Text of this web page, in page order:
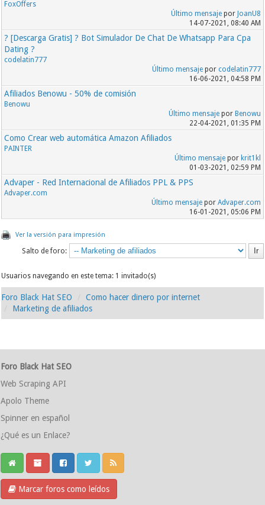
FoxOffers
Último mensajepor JoanU8
14-07-2021, 08:40 AM
? [Descarga Gratis] ? Bot Simulador De Chat De Whatsapp Para Cpa
Dating ?
codelatin777
Último mensajepor codelatin777
16-06-2021, 04:58 PM
Afiliados Benowu - 50% de comisión
Benowu
Último mensajepor Benowu
22-04-2021, 01:35 PM
Como Crear web automática Amazon Afiliados
PAINTER
Último mensajepor krit1kl
01-03-2021, 02:59 PM
Advaper - Red Internacional de Afiliados PPL & PPS
Advaper.com
Último mensajepor Advaper.com
16-01-2021, 05:06 PM
Ver la versión para impresión
Salto de foro:
Usuarios navegando en este tema: 1 invitado(s)
Foro Black Hat SEO
Como hacer dinero por internet
Marketing de afiliados
Foro Black Hat SEO
Web Scraping API
Apolo Theme
Spinner en español
¿Qué es un Enlace?
Marcar foros como leídos